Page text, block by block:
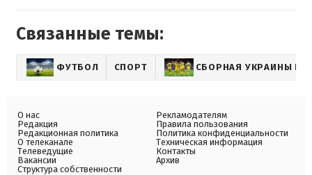
Связанные темы:
ФУТБОЛ СПОРТ СБОРНАЯ УКРАИНЫ
О нас
Редакция
Редакционная политика
О телеканале
Телеведущие
Вакансии
Структура собственности
Рекламодателям
Правила пользования
Политика конфиденциальности
Техническая информация
Контакты
Архив